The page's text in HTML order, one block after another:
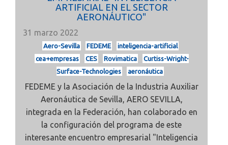
ARTIFICIAL EN EL SECTOR
AERONÁUTICO"
31 marzo 2022
Aero-Sevilla FEDEME
inteligencia-artificial
cea+empresas
CES Rovimatica
Curtiss-Wright-
Surface-Technologies
aeronáutica
FEDEME y la Asociación de la Industria Auxiliar
Aeronáutica de Sevilla, AERO SEVILLA,
integrada en la Federación, han colaborado en
la configuración del programa de este
interesante encuentro empresarial "Inteligencia